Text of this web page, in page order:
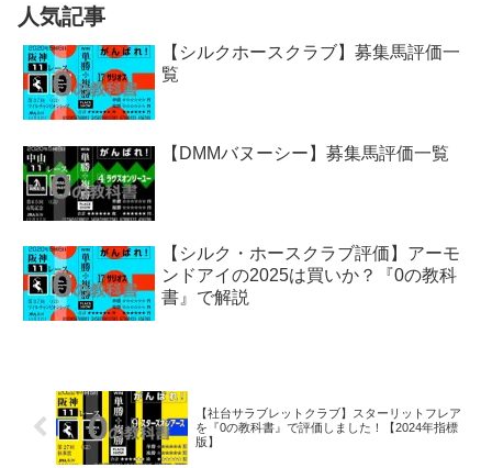
人気記事
【シルクホースクラブ】募集馬評価一
覧
【DMMバヌーシー】募集馬評価一覧
【シルク・ホースクラブ評価】アーモ
ンドアイの2025は買いか？『0の教科
書』で解説
【社台サラブレットクラブ】スターリットフレア
を『0の教科書』で評価しました！【2024年指標
版】